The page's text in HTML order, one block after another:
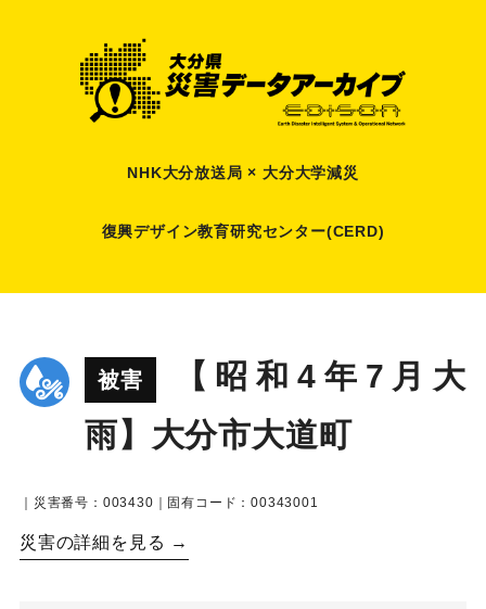
NHK大分放送局 × 大分大学減災
復興デザイン教育研究センター(CERD)
被害
【昭和4年7月大
雨】大分市大道町
｜災害番号：003430｜固有コード：00343001
災害の詳細を見る →